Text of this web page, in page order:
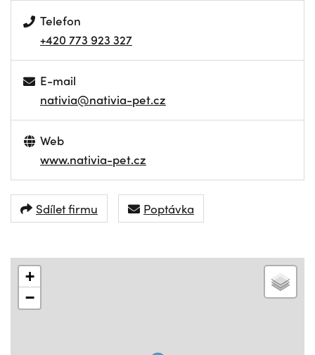
Telefon
+420 773 923 327
E-mail
nativia@nativia-pet.cz
Web
www.nativia-pet.cz
Sdílet firmu Poptávka
+
−